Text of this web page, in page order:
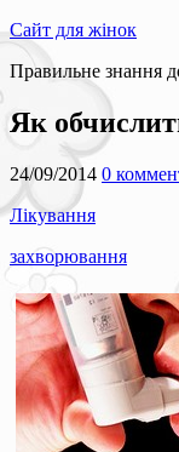
Сайт для жінок
Правильне знання
Як
24/09/2014 0
Лікування
захворювання